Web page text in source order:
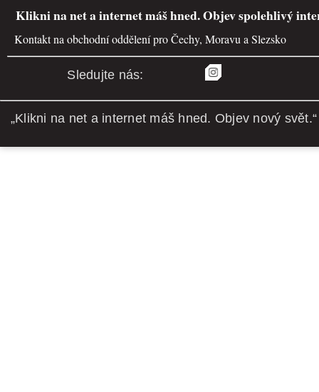
Klikni na net a internet máš hned. Objev spolehlivý
Kontakt na obchodní oddělení pro Čechy, Moravu a Slezsko
Sledujte nás:
„Klikni na net a internet máš hned. Objev nový svět.“